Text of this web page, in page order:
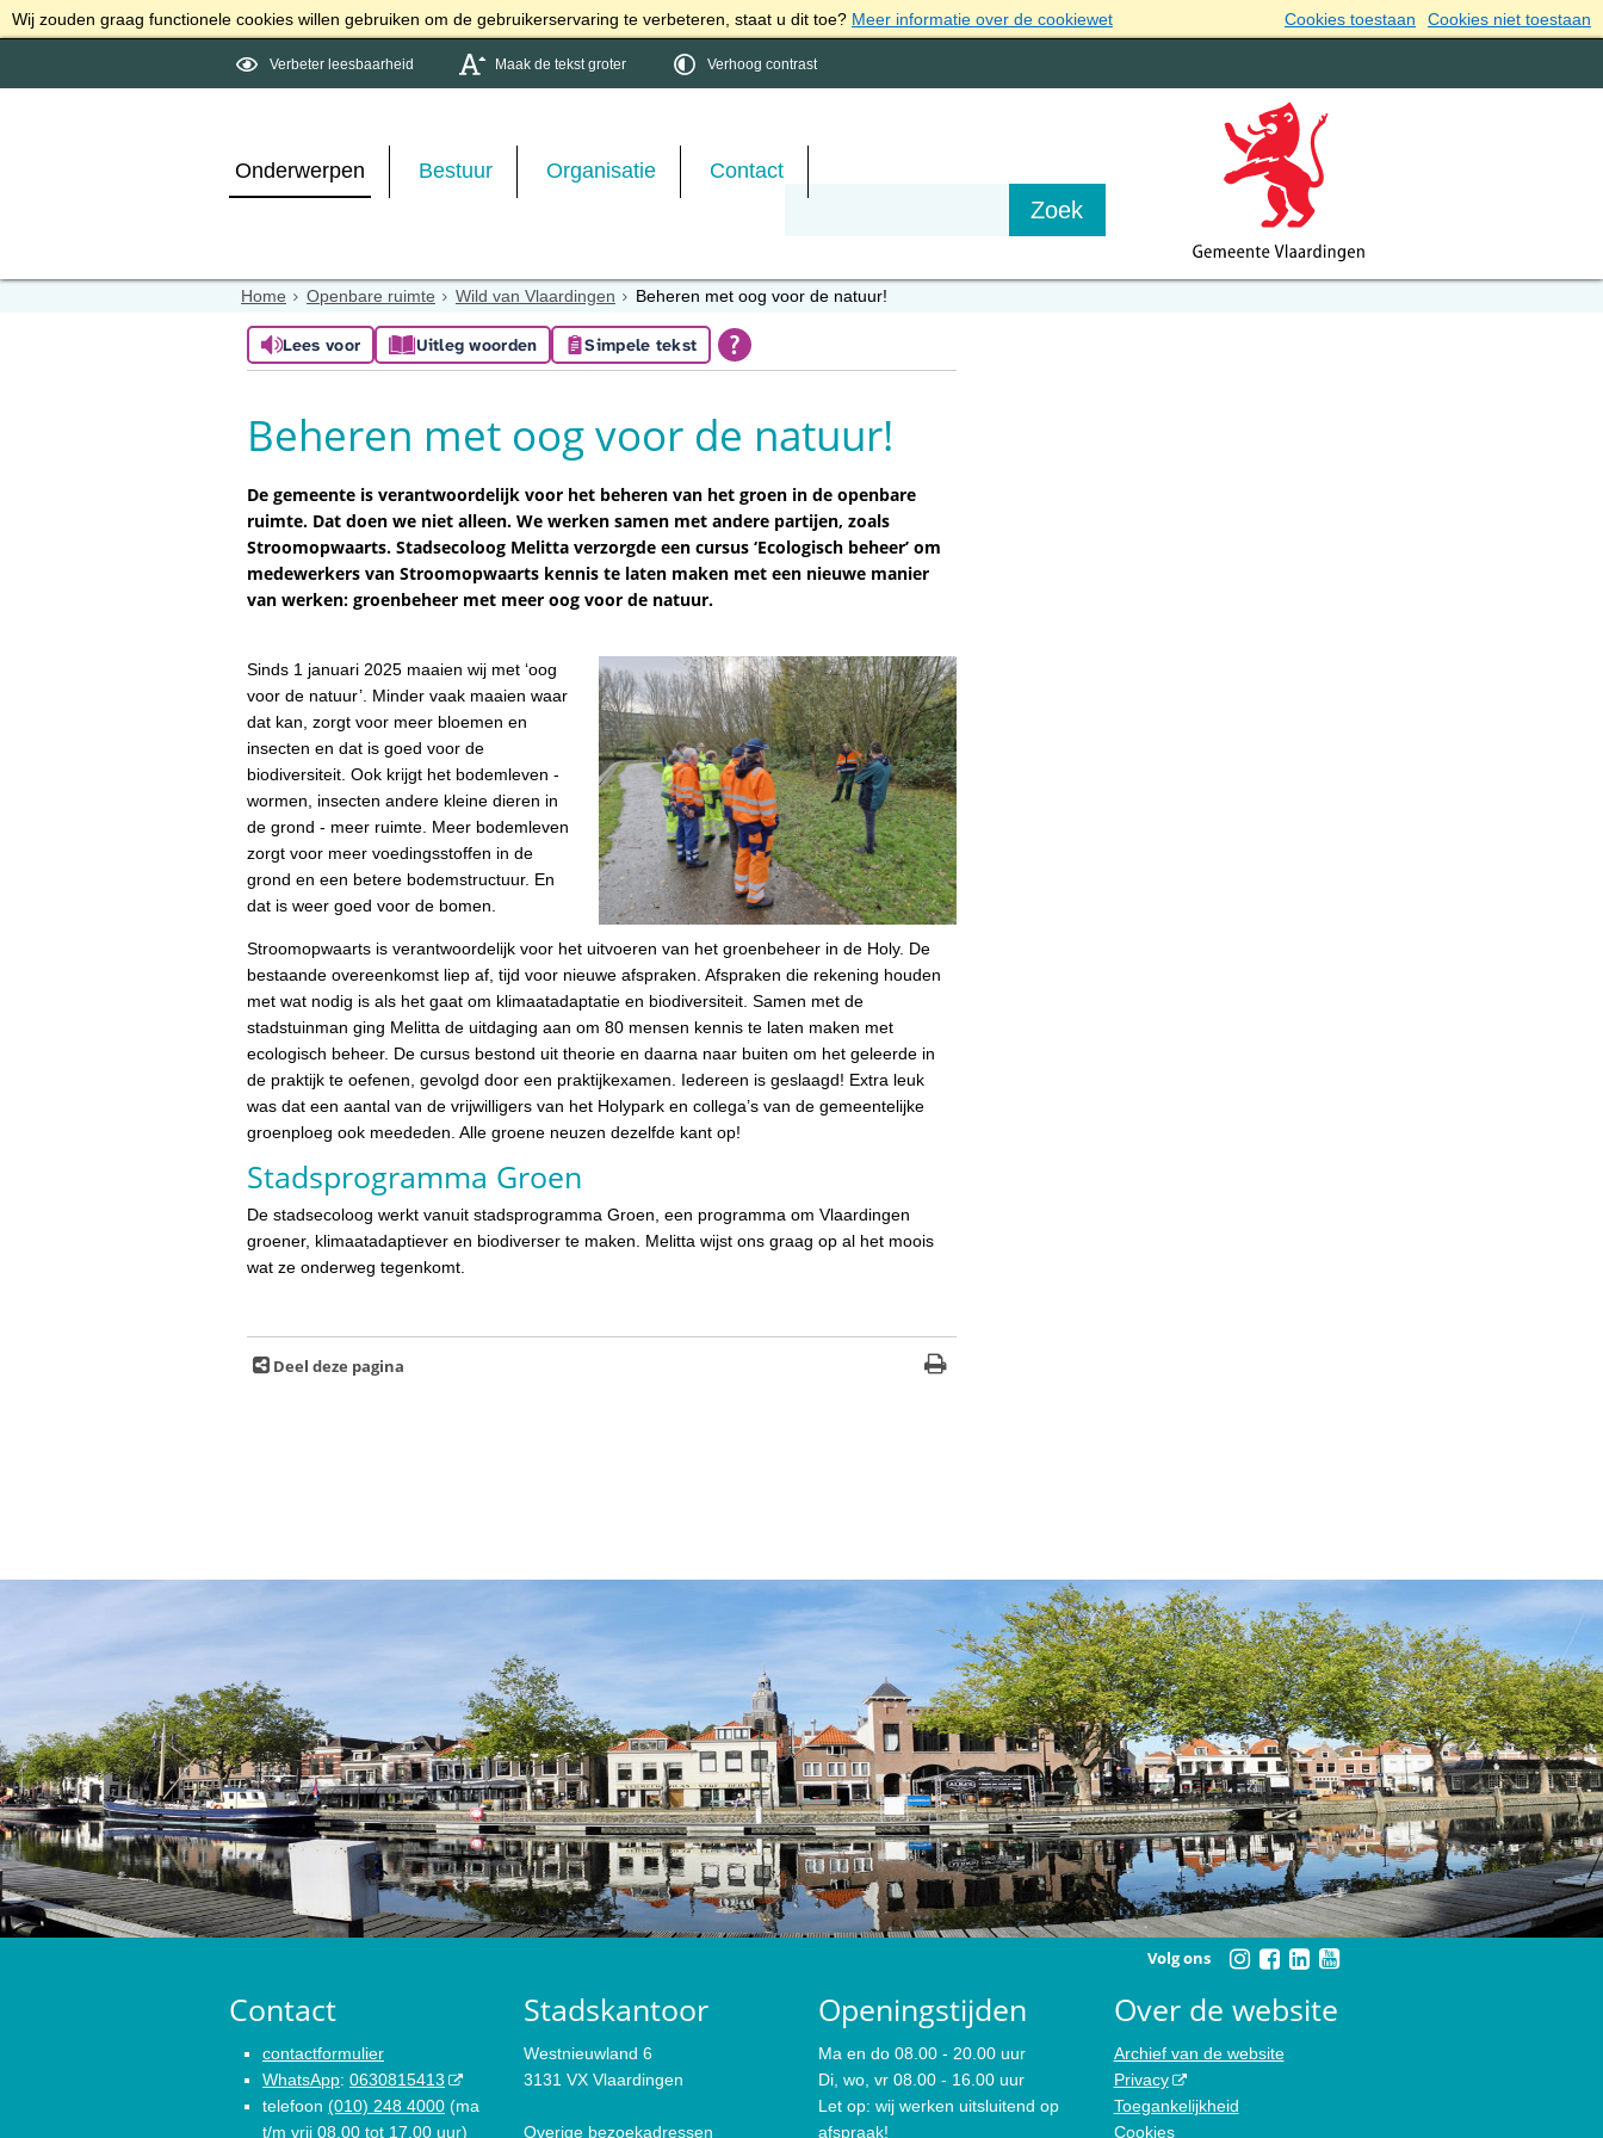
Wij zouden graag functionele cookies willen gebruiken om de gebruikerservaring te verbeteren, staat u dit toe? Meer informatie over de cookiewet Cookies toestaan Cookies niet toestaan
Verbeter leesbaarheid Maak de tekst groter Verhoog contrast
Onderwerpen Bestuur Organisatie Contact
Home Openbare ruimte Wild van Vlaardingen Beheren met oog voor de natuur!
Lees voor Uitleg woorden Simpele tekst
Beheren met oog voor de natuur!
De gemeente is verantwoordelijk voor het beheren van het groen in de openbare
ruimte. Dat doen we niet alleen. We werken samen met andere partijen, zoals
Stroomopwaarts. Stadsecoloog Melitta verzorgde een cursus ‘Ecologisch beheer’ om
medewerkers van Stroomopwaarts kennis te laten maken met een nieuwe manier
van werken: groenbeheer met meer oog voor de natuur.
Sinds 1 januari 2025 maaien wij met ‘oog
voor de natuur’. Minder vaak maaien waar
dat kan, zorgt voor meer bloemen en
insecten en dat is goed voor de
biodiversiteit. Ook krijgt het bodemleven -
wormen, insecten andere kleine dieren in
de grond - meer ruimte. Meer bodemleven
zorgt voor meer voedingsstoffen in de
grond en een betere bodemstructuur. En
dat is weer goed voor de bomen.
Stroomopwaarts is verantwoordelijk voor het uitvoeren van het groenbeheer in de Holy. De
bestaande overeenkomst liep af, tijd voor nieuwe afspraken. Afspraken die rekening houden
met wat nodig is als het gaat om klimaatadaptatie en biodiversiteit. Samen met de
stadstuinman ging Melitta de uitdaging aan om 80 mensen kennis te laten maken met
ecologisch beheer. De cursus bestond uit theorie en daarna naar buiten om het geleerde in
de praktijk te oefenen, gevolgd door een praktijkexamen. Iedereen is geslaagd! Extra leuk
was dat een aantal van de vrijwilligers van het Holypark en collega’s van de gemeentelijke
groenploeg ook meededen. Alle groene neuzen dezelfde kant op!
Stadsprogramma Groen
De stadsecoloog werkt vanuit stadsprogramma Groen, een programma om Vlaardingen
groener, klimaatadaptiever en biodiverser te maken. Melitta wijst ons graag op al het moois
wat ze onderweg tegenkomt.
Deel deze pagina
Volg ons
Contact
contactformulier
WhatsApp: 0630815413
telefoon (010) 248 4000 (ma
t/m vrij 08.00 tot 17.00 uur)
Stadskantoor
Westnieuwland 6
3131 VX Vlaardingen
Overige bezoekadressen
Openingstijden
Ma en do 08.00 - 20.00 uur
Di, wo, vr 08.00 - 16.00 uur
Let op: wij werken uitsluitend op
afspraak!
Over de website
Archief van de website
Privacy
Toegankelijkheid
Cookies